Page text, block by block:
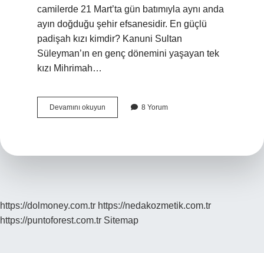
camilerde 21 Mart’ta gün batımıyla aynı anda
ayın doğduğu şehir efsanesidir. En güçlü
padişah kızı kimdir? Kanuni Sultan
Süleyman’ın en genç dönemini yaşayan tek
kızı Mihrimah…
Devamını okuyun Mihrimah
Kimi
8 Yorum
https://dolmoney.com.tr https://nedakozmetik.com.tr
https://puntoforest.com.tr Sitemap